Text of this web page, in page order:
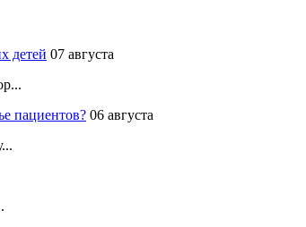
детей 07 августа
пациентов? 06 августа